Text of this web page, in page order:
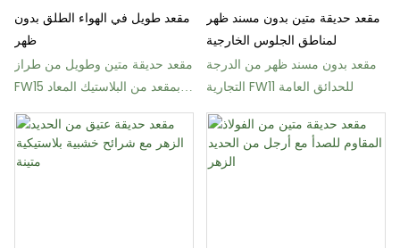
مقعد طويل في الهواء الطلق بدون
ظهر
مقعد حديقة متين وطويل من طراز
FW15 بمقعد من البلاستيك المعاد
تدويره أو الخشب الصلب
مقعد حديقة متين بدون مسند ظهر
لمناطق الجلوس الخارجية
مقعد بدون مسند ظهر من الدرجة
التجارية FW11 للحدائق العامة